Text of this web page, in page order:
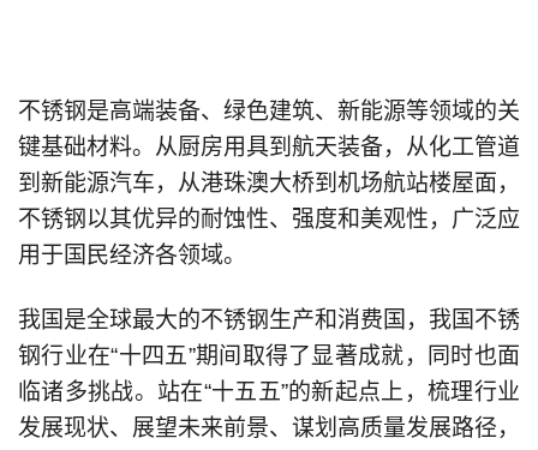
不锈钢是高端装备、绿色建筑、新能源等领域的关
键基础材料。从厨房用具到航天装备，从化工管道
到新能源汽车，从港珠澳大桥到机场航站楼屋面，
不锈钢以其优异的耐蚀性、强度和美观性，广泛应
用于国民经济各领域。
我国是全球最大的不锈钢生产和消费国，我国不锈
钢行业在“十四五”期间取得了显著成就，同时也面
临诸多挑战。站在“十五五”的新起点上，梳理行业
发展现状、展望未来前景、谋划高质量发展路径，